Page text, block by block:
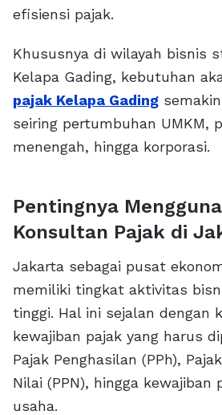
efisiensi pajak.
Khususnya di wilayah bisnis
Kelapa Gading, kebutuhan
pajak Kelapa Gading
seiring pertumbuhan UMKM,
menengah, hingga korporasi.
Pentingnya
Konsultan Pajak di
Jakarta sebagai pusat
memiliki tingkat aktivitas
tinggi. Hal ini sejalan dengan
kewajiban pajak yang harus
Pajak Penghasilan (PPh),
Nilai (PPN), hingga kewajiban
usaha.